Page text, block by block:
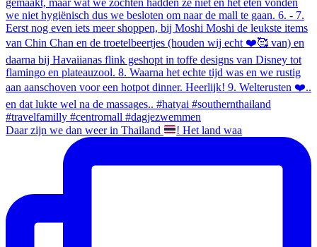
Daar zijn we dan weer in Thailand ! Het land waa